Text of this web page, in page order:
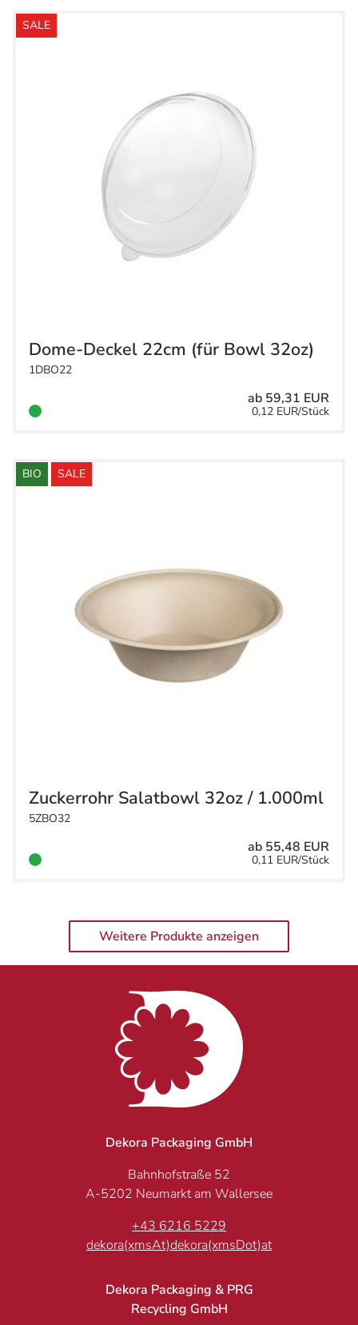
SALE
Dome-Deckel 22cm (für Bowl 32oz)
1DBO22
ab 59,31 EUR
0,12 EUR/Stück
BIO SALE
Zuckerrohr Salatbowl 32oz / 1.000ml
5ZBO32
ab 55,48 EUR
0,11 EUR/Stück
Weitere Produkte anzeigen
Dekora Packaging GmbH
Bahnhofstraße 52
A-5202 Neumarkt am Wallersee
+43 6216 5229
dekora(xmsAt)dekora(xmsDot)at
Dekora Packaging & PRG
Recycling GmbH